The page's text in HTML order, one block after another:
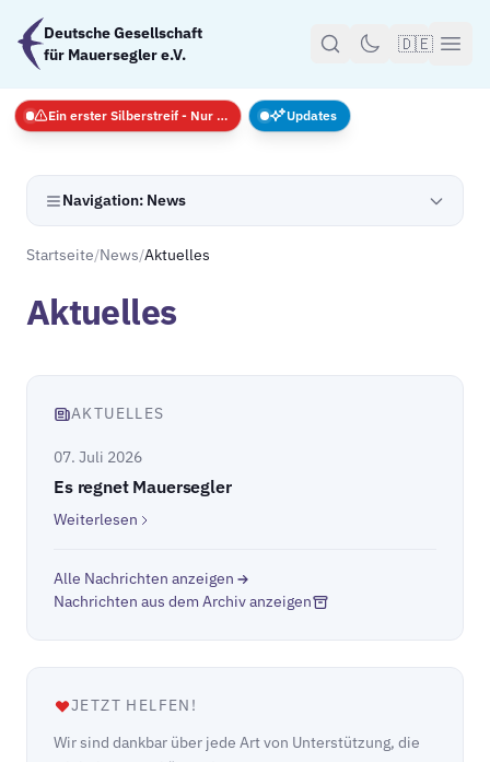
Zum Hauptinhalt springen
Deutsche Gesellschaft
für Mauersegler e.V.
🇩🇪
Navigation: News
Startseite/News/Aktuelles
Aktuelles
AKTUELLES
07. Juli 2026
Es regnet Mauersegler
Weiterlesen
Alle Nachrichten anzeigen
Nachrichten aus dem Archiv anzeigen
JETZT HELFEN!
Wir sind dankbar über jede Art von Unterstützung, die
Ein erster Silberstreif - Nur Notfälle Updates